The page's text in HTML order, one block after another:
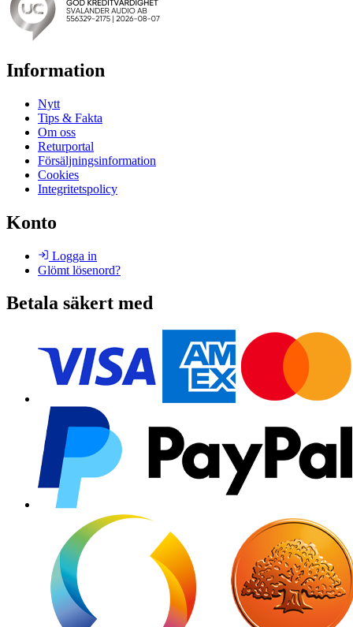
Information
Nytt
Tips & Fakta
Om oss
Returportal
Försäljningsinformation
Cookies
Integritetspolicy
Konto
Logga in
Glömt lösenord?
Betala säkert med